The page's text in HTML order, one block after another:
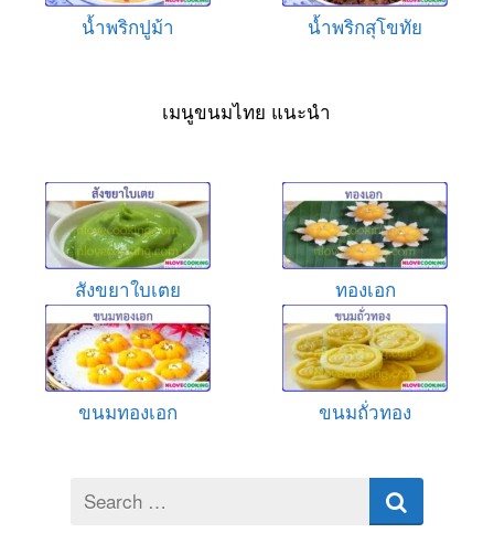
น้ำพริกปูม้า น้ำพริกสุโขทัย
เมนูขนมไทย แนะนำ
สังขยาใบเตย ทองเอก
ขนมทองเอก ขนมถั่วทอง
Search
for